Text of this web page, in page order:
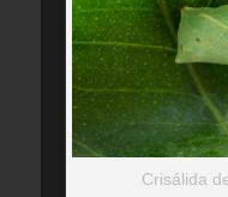
Crisálida